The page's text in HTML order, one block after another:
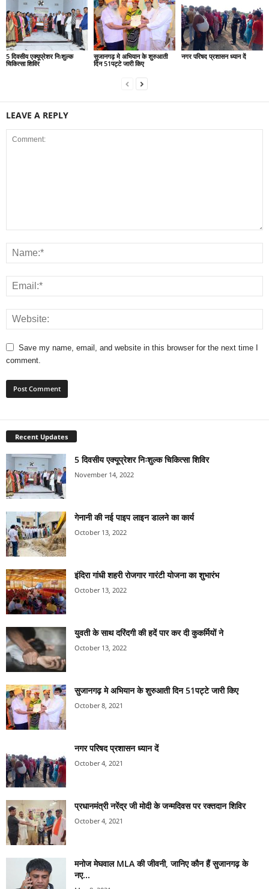
5 दिवसीय एक्यूप्रेशर निःशुल्क
चिकित्सा शिविर
सुजानगढ़ मे अभियान के शुरुआती
दिन 51पट्टे जारी किए
नगर परिषद प्रशासन ध्यान दें
LEAVE A REPLY
Save my name, email, and website in this browser for the next time I
comment.
Recent Updates
5 दिवसीय एक्यूप्रेशर निःशुल्क चिकित्सा शिविर
November 14, 2022
गेनानी की नई पाइप लाइन डालने का कार्य
October 13, 2022
इंदिरा गांधी शहरी रोजगार गारंटी योजना का शुभारंभ
October 13, 2022
युवती के साथ दरिंदगी की हदें पार कर दी कुकर्मियों ने
October 13, 2022
सुजानगढ़ मे अभियान के शुरुआती दिन 51पट्टे जारी किए
October 8, 2021
नगर परिषद प्रशासन ध्यान दें
October 4, 2021
प्रधानमंत्री नरेंद्र जी मोदी के जन्मदिवस पर रक्तदान शिविर
October 4, 2021
मनोज मेघवाल MLA की जीवनी, जानिए कौन हैं सुजानगढ़ के
नए...